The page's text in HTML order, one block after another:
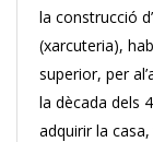
la construcció
(xarcuteria),
superior, per
la dècada dels
adquirir la